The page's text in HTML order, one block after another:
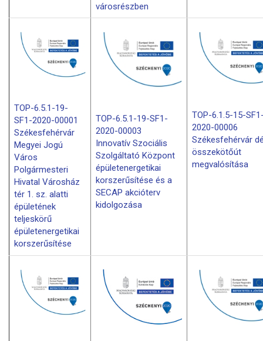
városrészben
TOP-6.5.1-19-
SF1-2020-00001
Székesfehérvár
Megyei Jogú
Város
Polgármesteri
Hivatal Városház
tér 1. sz. alatti
épületének
teljeskörű
épületenergetikai
korszerűsítése
TOP-6.5.1-19-SF1-
2020-00003
Innovatív Szociális
Szolgáltató Központ
épületenergetikai
korszerűsítése és a
SECAP akcióterv
kidolgozása
TOP-6.1.5-15-
2020-00006
Székesfehérvár
összekötőút
megvalósítása